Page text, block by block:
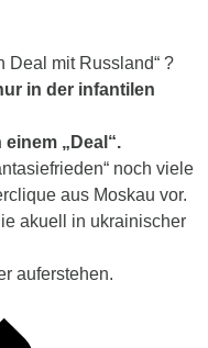
Deal mit Russland“ ?
in der infantilen
„Deal“.
noch viele
aus Moskau vor.
akuell in ukrainischer
auferstehen.